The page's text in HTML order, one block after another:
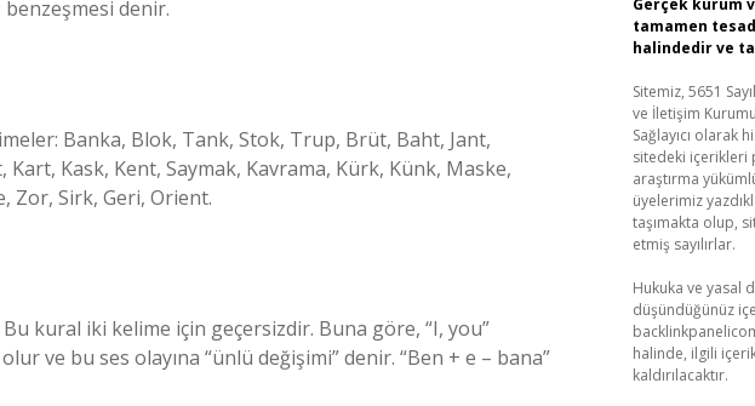
benzeşmesi denir.
Banka, Blok, Tank, Stok, Trup, Brüt, Baht, Jant,
Kask, Kent, Saymak, Kavrama, Kürk, Künk, Maske,
Zor, Sirk, Geri, Orient.
kural iki kelime için geçersizdir. Buna göre, “I, you”
ve bu ses olayına “ünlü değişimi” denir. “Ben + e – bana”
Gerçek kurum
tamamen
halindedir ve
Sitemiz, 5651
ve İletişim
Sağlayıcı olarak
sitedeki içerikleri
araştırma
üyelerimiz
taşımakta olup,
etmiş sayılırlar.
Hukuka ve yasal
düşündüğünüz
halinde, ilgili
kaldırılacaktır.